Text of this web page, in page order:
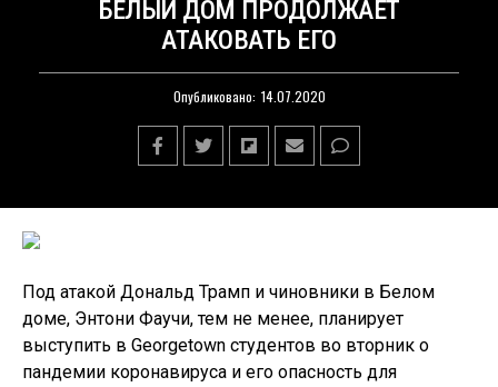
БЕЛЫЙ ДОМ ПРОДОЛЖАЕТ
АТАКОВАТЬ ЕГО
Опубликовано: 14.07.2020
Под атакой Дональд Трамп и чиновники в Белом
доме, Энтони Фаучи, тем не менее, планирует
выступить в Georgetown студентов во вторник о
пандемии коронавируса и его опасность для